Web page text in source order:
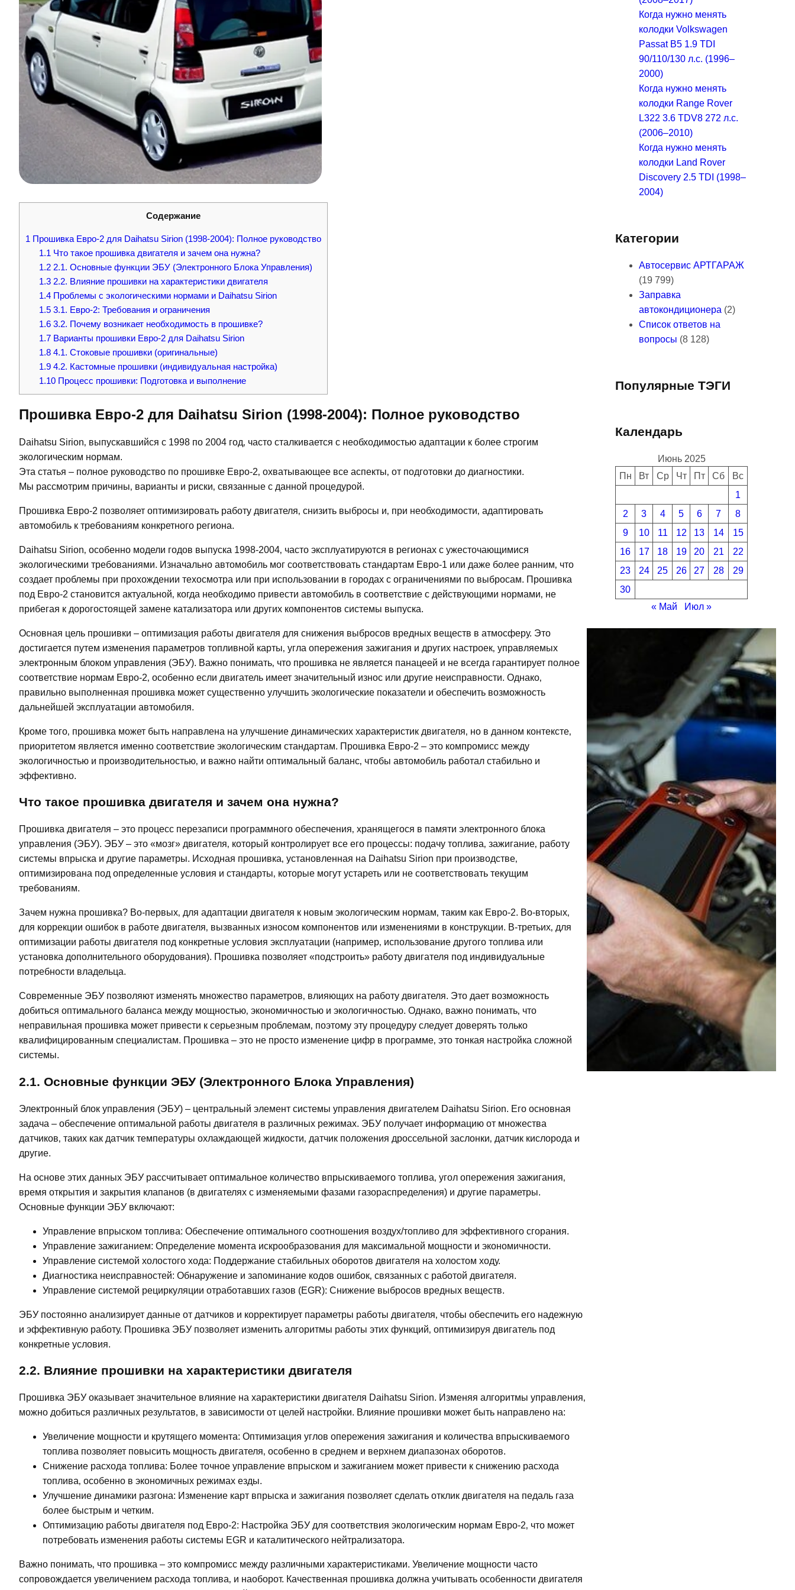
Содержание
1 Прошивка Евро-2 для Daihatsu Sirion (1998-2004): Полное руководство
1.1 Что такое прошивка двигателя и зачем она нужна?
1.22.1. Основные функции ЭБУ (Электронного Блока Управления)
1.32.2. Влияние прошивки на характеристики двигателя
1.4Проблемы с экологическими нормами и Daihatsu Sirion
1.53.1. Евро-2: Требования и ограничения
1.63.2. Почему возникает необходимость в прошивке?
1.7Варианты прошивки Евро-2 для Daihatsu Sirion
1.84.1. Стоковые прошивки (оригинальные)
1.94.2. Кастомные прошивки (индивидуальная настройка)
1.10Процесс прошивки: Подготовка и выполнение
Прошивка Евро-2 для Daihatsu Sirion (1998-2004): Полное руководство
Daihatsu Sirion‚ выпускавшийся с 1998 по 2004 год‚ часто сталкивается с необходимостью адаптации к более строгим
экологическим нормам.
Эта статья – полное руководство по прошивке Евро-2‚ охватывающее все аспекты‚ от подготовки до диагностики.
Мы рассмотрим причины‚ варианты и риски‚ связанные с данной процедурой.
Прошивка Евро-2 позволяет оптимизировать работу двигателя‚ снизить выбросы и‚ при необходимости‚ адаптировать
автомобиль к требованиям конкретного региона.
Daihatsu Sirion‚ особенно модели годов выпуска 1998-2004‚ часто эксплуатируются в регионах с ужесточающимися
экологическими требованиями. Изначально автомобиль мог соответствовать стандартам Евро-1 или даже более ранним‚ что
создает проблемы при прохождении техосмотра или при использовании в городах с ограничениями по выбросам. Прошивка
под Евро-2 становится актуальной‚ когда необходимо привести автомобиль в соответствие с действующими нормами‚ не
прибегая к дорогостоящей замене катализатора или других компонентов системы выпуска.
Основная цель прошивки – оптимизация работы двигателя для снижения выбросов вредных веществ в атмосферу. Это
достигается путем изменения параметров топливной карты‚ угла опережения зажигания и других настроек‚ управляемых
электронным блоком управления (ЭБУ). Важно понимать‚ что прошивка не является панацеей и не всегда гарантирует полное
соответствие нормам Евро-2‚ особенно если двигатель имеет значительный износ или другие неисправности. Однако‚
правильно выполненная прошивка может существенно улучшить экологические показатели и обеспечить возможность
дальнейшей эксплуатации автомобиля.
Кроме того‚ прошивка может быть направлена на улучшение динамических характеристик двигателя‚ но в данном контексте‚
приоритетом является именно соответствие экологическим стандартам. Прошивка Евро-2 – это компромисс между
экологичностью и производительностью‚ и важно найти оптимальный баланс‚ чтобы автомобиль работал стабильно и
эффективно.
Что такое прошивка двигателя и зачем она нужна?
Прошивка двигателя – это процесс перезаписи программного обеспечения‚ хранящегося в памяти электронного блока
управления (ЭБУ). ЭБУ – это «мозг» двигателя‚ который контролирует все его процессы: подачу топлива‚ зажигание‚ работу
системы впрыска и другие параметры. Исходная прошивка‚ установленная на Daihatsu Sirion при производстве‚
оптимизирована под определенные условия и стандарты‚ которые могут устареть или не соответствовать текущим
требованиям.
Зачем нужна прошивка? Во-первых‚ для адаптации двигателя к новым экологическим нормам‚ таким как Евро-2. Во-вторых‚
для коррекции ошибок в работе двигателя‚ вызванных износом компонентов или изменениями в конструкции. В-третьих‚ для
оптимизации работы двигателя под конкретные условия эксплуатации (например‚ использование другого топлива или
установка дополнительного оборудования). Прошивка позволяет «подстроить» работу двигателя под индивидуальные
потребности владельца.
Современные ЭБУ позволяют изменять множество параметров‚ влияющих на работу двигателя. Это дает возможность
добиться оптимального баланса между мощностью‚ экономичностью и экологичностью. Однако‚ важно понимать‚ что
неправильная прошивка может привести к серьезным проблемам‚ поэтому эту процедуру следует доверять только
квалифицированным специалистам. Прошивка – это не просто изменение цифр в программе‚ это тонкая настройка сложной
системы.
2.1. Основные функции ЭБУ (Электронного Блока Управления)
Электронный блок управления (ЭБУ) – центральный элемент системы управления двигателем Daihatsu Sirion. Его основная
задача – обеспечение оптимальной работы двигателя в различных режимах. ЭБУ получает информацию от множества
датчиков‚ таких как датчик температуры охлаждающей жидкости‚ датчик положения дроссельной заслонки‚ датчик кислорода и
другие.
На основе этих данных ЭБУ рассчитывает оптимальное количество впрыскиваемого топлива‚ угол опережения зажигания‚
время открытия и закрытия клапанов (в двигателях с изменяемыми фазами газораспределения) и другие параметры.
Основные функции ЭБУ включают:
Управление впрыском топлива: Обеспечение оптимального соотношения воздух/топливо для эффективного сгорания.
Управление зажиганием: Определение момента искрообразования для максимальной мощности и экономичности.
Управление системой холостого хода: Поддержание стабильных оборотов двигателя на холостом ходу.
Диагностика неисправностей: Обнаружение и запоминание кодов ошибок‚ связанных с работой двигателя.
Управление системой рециркуляции отработавших газов (EGR): Снижение выбросов вредных веществ.
ЭБУ постоянно анализирует данные от датчиков и корректирует параметры работы двигателя‚ чтобы обеспечить его надежную
и эффективную работу. Прошивка ЭБУ позволяет изменить алгоритмы работы этих функций‚ оптимизируя двигатель под
конкретные условия.
2.2. Влияние прошивки на характеристики двигателя
Прошивка ЭБУ оказывает значительное влияние на характеристики двигателя Daihatsu Sirion. Изменяя алгоритмы управления‚
можно добиться различных результатов‚ в зависимости от целей настройки. Влияние прошивки может быть направлено на:
Увеличение мощности и крутящего момента: Оптимизация углов опережения зажигания и количества впрыскиваемого
топлива позволяет повысить мощность двигателя‚ особенно в среднем и верхнем диапазонах оборотов.
Снижение расхода топлива: Более точное управление впрыском и зажиганием может привести к снижению расхода
топлива‚ особенно в экономичных режимах езды.
Улучшение динамики разгона: Изменение карт впрыска и зажигания позволяет сделать отклик двигателя на педаль газа
более быстрым и четким.
Оптимизацию работы двигателя под Евро-2: Настройка ЭБУ для соответствия экологическим нормам Евро-2‚ что может
потребовать изменения работы системы EGR и каталитического нейтрализатора.
Важно понимать‚ что прошивка – это компромисс между различными характеристиками. Увеличение мощности часто
сопровождается увеличением расхода топлива‚ и наоборот. Качественная прошивка должна учитывать особенности двигателя
Когда нужно менять
колодки Volkswagen
Passat B5 1.9 TDI
90/110/130 л.с. (1996–
2000)
Когда нужно менять
колодки Range Rover
L322 3.6 TDV8 272 л.с.
(2006–2010)
Когда нужно менять
колодки Land Rover
Discovery 2.5 TDI (1998–
2004)
Категории
Автосервис АРТГАРАЖ
(19 799)
Заправка
автокондиционера (2)
Список ответов на
вопросы (8 128)
Популярные ТЭГИ
Календарь
Июнь 2025
Пн
Вт Ср Чт Пт Сб
Вс
1
2
3 4 5 6 7
8
9
10 11 12 13 14
15
16
17 18 19 20 21
22
23
24 25 26 27 28
29
30
« Май
Июл »